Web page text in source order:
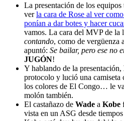
La presentación de los
verla cara de Rose al ver
ponían a dar botes y hacer
vamos. La cara del MVP de la
contando, como de vergüenza
apuntó: Se bailar, pero ese no
JUGÓN!
Y hablando de la presentación,
protocolo y lució una
los colores de El Congo… le
molón también.
El castañazo de Wade a Kobe
vista en un ASG desde